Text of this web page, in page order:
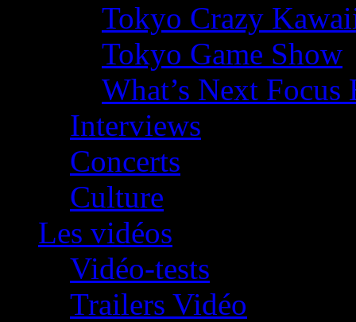
Tokyo Crazy
Tokyo Game Show
What’s Next
Interviews
Concerts
Culture
Les vidéos
Vidéo-tests
Trailers Vidéo